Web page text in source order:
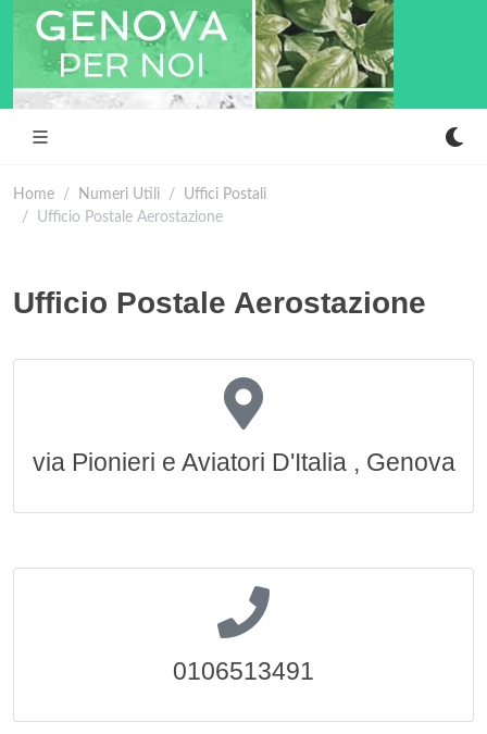
Home Numeri Utili
Uffici Postali
Ufficio Postale Aerostazione
Ufficio Postale Aerostazione
via Pionieri e Aviatori D'Italia , Genova
0106513491